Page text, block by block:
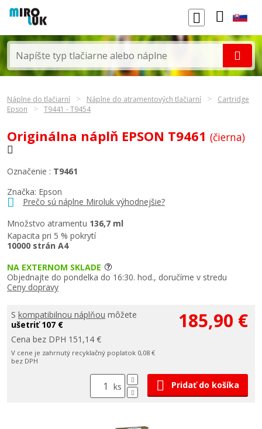
Náplne do tlačiarní Náplne do atramentových tlačiarní
Cartridge
Epson
T9441 - T9454
Originálna náplň EPSON T9461 (čierna)
Značka: Epson
Prečo sú náplne Miroluk výhodnejšie?
Množstvo atramentu 136,7 ml
Kapacita pri 5 % pokrytí
10000 strán A4
Označenie : T9461
NA EXTERNOM SKLADE
Objednajte do pondelka do 16:30. hod., doručíme v stredu
Ceny dopravy
S kompatibilnou náplňou môžete
ušetriť 107 €
Cena bez DPH 151,14 €
V cene je zahrnutý recyklačný poplatok 0,08 €
bez DPH
185,90 €
ks Pridať do košíka